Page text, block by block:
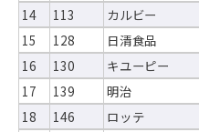
14 113 カルビー
15
128 日清食品
16
130 キユーピー
17
139 明治
18
146 ロッテ